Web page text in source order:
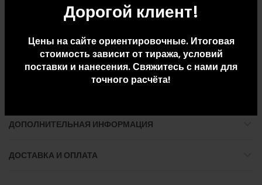
Дорогой клиент!
Цены на сайте ориентировочные. Итоговая
стоимость зависит от тиража, условий
поставки и нанесения. Свяжитесь с нами для
точного расчёта!
Длина коробки: 0.33 м
Объем коробки: 0.017 м^3
Вес брутто коробки: 3.785 кг
Количество коробок: 200 шт
ДОПОЛНИТЕЛЬНАЯ ИНФОРМАЦИЯ
ДОСТАВКА И ОПЛАТА